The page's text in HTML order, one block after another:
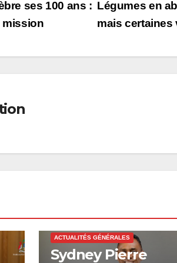
Légumes en
mais certaines
ses 100 ans :
mission
ACTUALITÉS GÉNÉRALES
Sydney Pierre